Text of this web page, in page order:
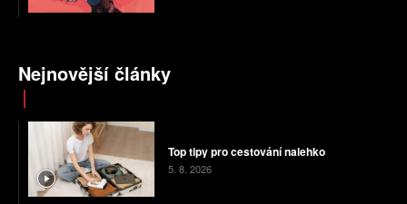
Nejnovější články
Top tipy pro cestování nalehko
5. 8. 2026